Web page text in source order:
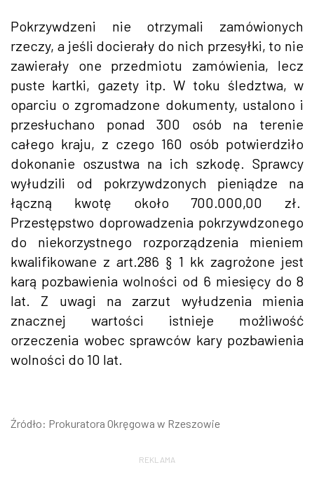
Pokrzywdzeni nie otrzymali zamówionych
rzeczy, a jeśli docierały do nich przesyłki, to nie
zawierały one przedmiotu zamówienia, lecz
puste kartki, gazety itp. W toku śledztwa, w
oparciu o zgromadzone dokumenty, ustalono i
przesłuchano ponad 300 osób na terenie
całego kraju, z czego 160 osób potwierdziło
dokonanie oszustwa na ich szkodę. Sprawcy
wyłudzili od pokrzywdzonych pieniądze na
łączną kwotę około 700.000,00 zł.
Przestępstwo doprowadzenia pokrzywdzonego
do niekorzystnego rozporządzenia mieniem
kwalifikowane z art.286 § 1 kk zagrożone jest
karą pozbawienia wolności od 6 miesięcy do 8
lat. Z uwagi na zarzut wyłudzenia mienia
znacznej wartości istnieje możliwość
orzeczenia wobec sprawców kary pozbawienia
wolności do 10 lat.
Źródło: Prokuratora Okręgowa w Rzeszowie
REKLAMA